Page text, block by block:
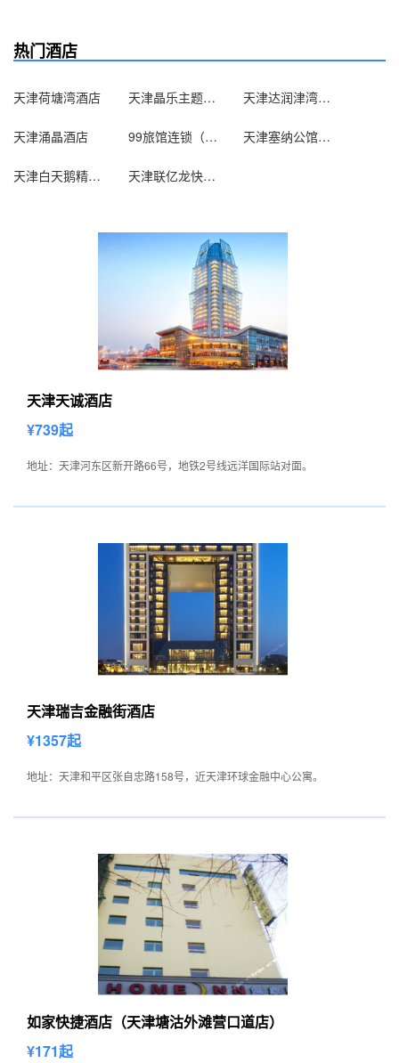
热门酒店
天津荷塘湾酒店 天津晶乐主题酒店 天津达润津湾酒店
天津涌晶酒店 99旅馆连锁（天津鼓楼店） 天津塞纳公馆法式服务公寓
天津白天鹅精品酒店 天津联亿龙快捷酒店
天津天诚酒店
¥739起
地址：天津河东区新开路66号，地铁2号线远洋国际站对面。
天津瑞吉金融街酒店
¥1357起
地址：天津和平区张自忠路158号，近天津环球金融中心公寓。
如家快捷酒店（天津塘沽外滩营口道店）
¥171起